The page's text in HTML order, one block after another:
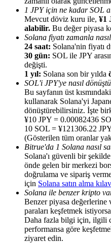
Yönlendirme
Arkadaşını davet et, nakit
BTC Welcome Rewards
BTC Welcome Rewards
Deposit & Trade BTC to
1 JPY için ne kadar SOL
Mevcut döviz kuru ile, ¥1
alabilir. Bu değer piyasa
Solana fiyatı zamanla
24 saat: Solana'nin fiyatı
30 gün: SOL ile JPY
değişti.
1 yıl: Solana son bir yılda
SOL'i JPY'ye nasıl
Bu sayfanın üst kısmındaki
kullanarak Solana'yi
dönüştürebilirsiniz. İşte
¥10 JPY = 0.00082436
10 SOL = ¥121306.22
(Gösterilen tüm oranlar
Bitrue'da 1 Solana nasıl
Solana'ı güvenli bir şekilde
önde gelen bir merkezi
doğrulama ve sipariş
için Solana satın alma
Solana ile benzer kripto
Benzer piyasa
paraları keşfetmek
Daha fazla bilgi için, ilgili
performansa göre
ziyaret edin.